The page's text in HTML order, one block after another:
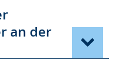
an der